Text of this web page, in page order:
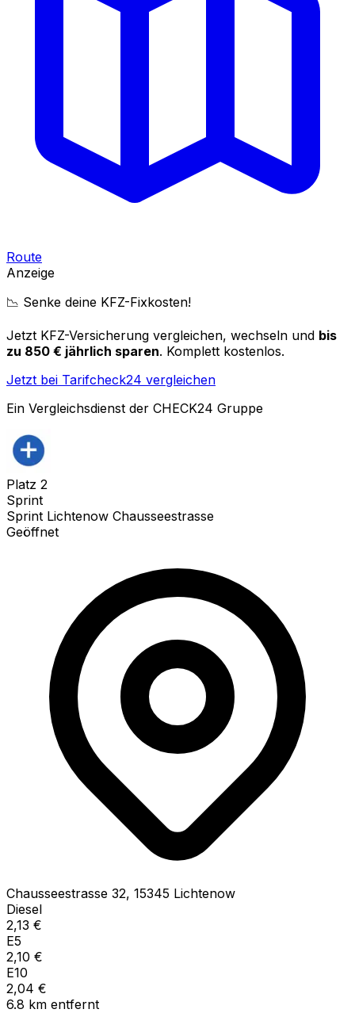
Route
Anzeige
📉 Senke deine KFZ-Fixkosten!
Jetzt KFZ-Versicherung vergleichen, wechseln und bis
zu 850 € jährlich sparen. Komplett kostenlos.
Jetzt bei Tarifcheck24 vergleichen
Ein Vergleichsdienst der CHECK24 Gruppe
Platz 2
Sprint
Sprint Lichtenow Chausseestrasse
Geöffnet
Chausseestrasse 32, 15345 Lichtenow
Diesel
2,13 €
E5
2,10 €
E10
2,04 €
6.8 km entfernt